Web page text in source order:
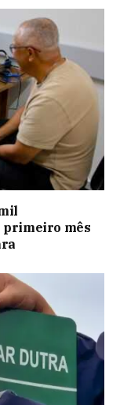
primeiro mês